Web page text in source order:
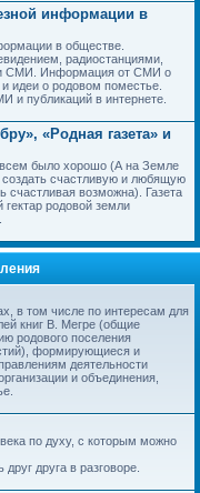
информации в
в обществе.
радиостанциями,
СМИ. Информация от СМИ о
идеи о родовом поместье.
публикаций в интернете.
«Родная газета» и
всем было хорошо (А на Земле
создать счастливую и любящую
возможна). Газета
гектар родовой земли
в том числе по интересам для
книг В. Мегре (общие
родового поселения
формирующиеся и
деятельности
и объединения,
по духу, с которым можно
друга в разговоре.